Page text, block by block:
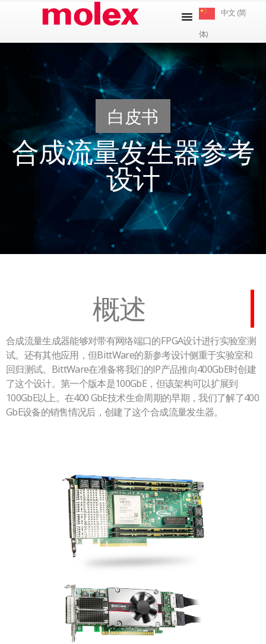
中文 (简
体)
白皮书
合成流量发生器参考
设计
概述
合成流量生成器能够对带有网络端口的FPGA设计进行实验室测
试。还有其他应用，但BittWare的新参考设计侧重于实验室和
回归测试。BittWare在准备将我们的IP产品推向400GbE时创建
了这个设计。第一个版本是100GbE，但该架构可以扩展到
100GbE以上。在400 GbE技术生命周期的早期，我们了解了400
GbE设备的销售情况后，创建了这个合成流量发生器。